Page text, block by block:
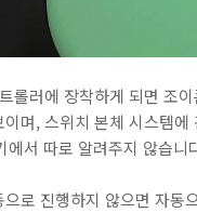
롤러에 장착하게 되면 조
며, 스위치 본체 시스템
서 따로 알려주지 않습니
로 진행하지 않으면 자